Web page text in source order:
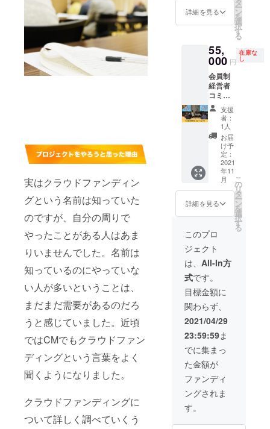
実はクラウドファンディン
グという名前は知っていた
のですが、自分の周りで
やったことがある人はあま
りいませんでした。名前は
知っているのにやっていな
い人が多いということは、
まだまだ需要があるのだろ
うと感じていました。近頃
ではCMでもクラウドファン
ディングという言葉をよく
聞くようになりました。
クラウドファンディングに
ついて詳しく調べていくう
す。 ※
プレゼ
ン内容
ルにて
打合せ
させて
いただ
きま
す。 ※5
月15日
(土)14:3
0～を予
定して
いま
す。 ※
会場は
都内を
予定し
ており
ます。
通費は
別途必
要で
す。 ※
施設管
理者等
と協
力・役
割分担
の上、
適切な
感染防
止策を
実施し
ます。
詳細を見る ー
ン
を
選
択
す
る
55,
000 円
在庫な
し
会員制
経営者
コミュ
ニティ
”plus
one”の
11月全
体定例
会 で15
分間プ
レゼン
できる
権利で
す。 ※
プレゼ
ン内容
はメー
ルにて
打合せ
させて
いただ
きま
す。
※11月
20日
(土)14:3
0～を予
定して
いま
す。 ※
会場は
都内を
予定し
ており
での交
支援
者：
1人
お届
け予
定：
2021
年11
月
詳細を見る
こ
の
リ
タ
ー
ン
を
選
択
す
る
このプロ
ジェクト
は、 All-In方
式です。
目標金額に
関わらず、
2021/04/29
23:59:59ま
でに集まっ
た金額が
ファンディ
ングされま
す。